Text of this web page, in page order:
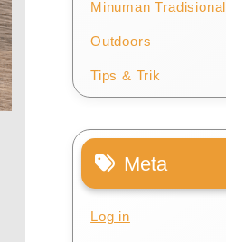
Minuman Tradisional
Outdoors
Tips & Trik
Meta
Log in